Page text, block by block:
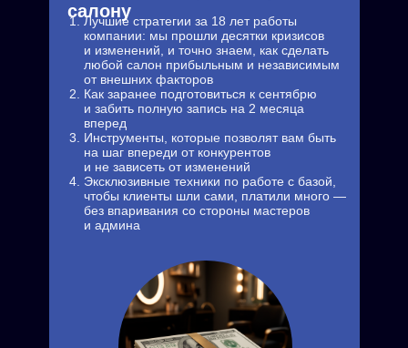
салону
Лучшие стратегии за 18 лет работы
компании: мы прошли десятки кризисов
и изменений, и точно знаем, как сделать
любой салон прибыльным и независимым
от внешних факторов
Как заранее подготовиться к сентябрю
и забить полную запись на 2 месяца
вперед
Инструменты, которые позволят вам быть
на шаг впереди от конкурентов
и не зависеть от изменений
Эксклюзивные техники по работе с базой,
чтобы клиенты шли сами, платили много —
без впаривания со стороны мастеров
и админа